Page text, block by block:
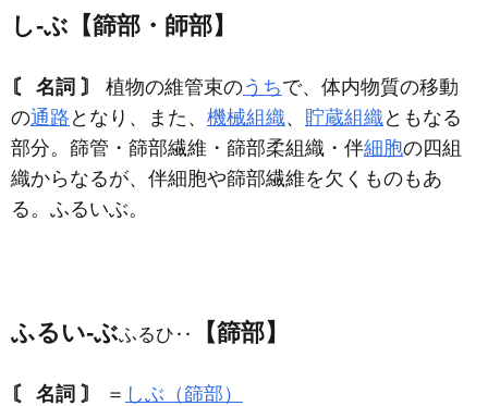
し‐ぶ【篩部・師部】
〘 名詞 〙 植物の維管束のうちで、体内物質の移動
の通路 となり、また、 機械組織、 貯蔵組織ともなる
部分。篩管・篩部繊維・篩部柔組織・伴細胞の四組
織からなるが、伴細胞や篩部繊維を欠くものもあ
る。ふるいぶ。
ふるい‐ぶふるひ‥ 【篩部】
〘 名詞 〙 ＝ しぶ（篩部）